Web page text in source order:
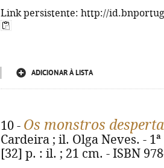
Link persistente: http://
ADICIONAR À LISTA
10 - Os monstros
Cardeira ; il. Olga Neves. -
[32] p. : il. ; 21 cm. - ISBN